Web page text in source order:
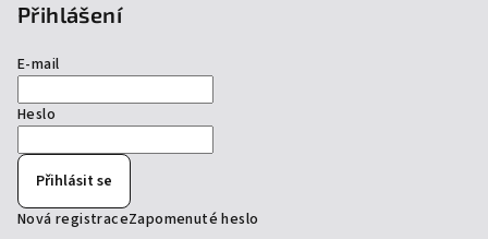
Přihlášení
E-mail
Heslo
Přihlásit se
Nová registraceZapomenuté heslo